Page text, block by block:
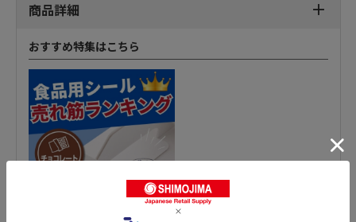
商品詳細
おすすめ特集はこちら